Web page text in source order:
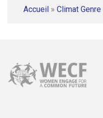
Accueil » Climat Genre